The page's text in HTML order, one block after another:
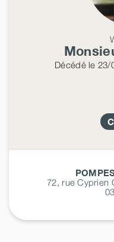
Décédéle 23/
72, rue Cyprien